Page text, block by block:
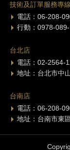
技術及訂單服務專線
電話：06-208-
行動：0978-
台北店
電話：02-2564-
地址：台北市中
台南店
電話：06-208-
地址：台南市東